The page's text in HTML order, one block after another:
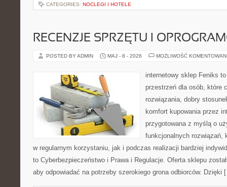
CATEGORIES: NOCLEGI I HOTELE
RECENZJE SPRZĘTU I
POSTED BY ADMIN MAJ - 8 - 2026 MOŻLIWOŚĆ
internetowy sklep Feniks
przestrzeń dla osób, które
rozwiązania, dobry
komfort kupowania przez
przygotowana z myślą o
funkcjonalnych rozwiązań,
w regularnym korzystaniu, jak i podczas realizacji bardziej
to Cyberbezpieczeństwo i Prawa i Regulacje. Oferta sklepu
aby odpowiadać na potrzeby szerokiego grona odbiorców. Dzięki